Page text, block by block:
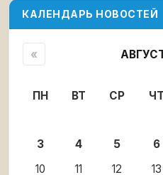
КАЛЕНДАРЬ НОВОСТЕЙ
«
ПН ВТ СР ЧТ
3
4 5 6
10
11 12 13